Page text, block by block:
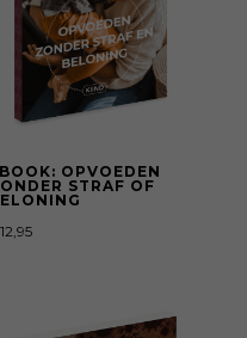
OPVOEDEN
STRAF OF
12,95